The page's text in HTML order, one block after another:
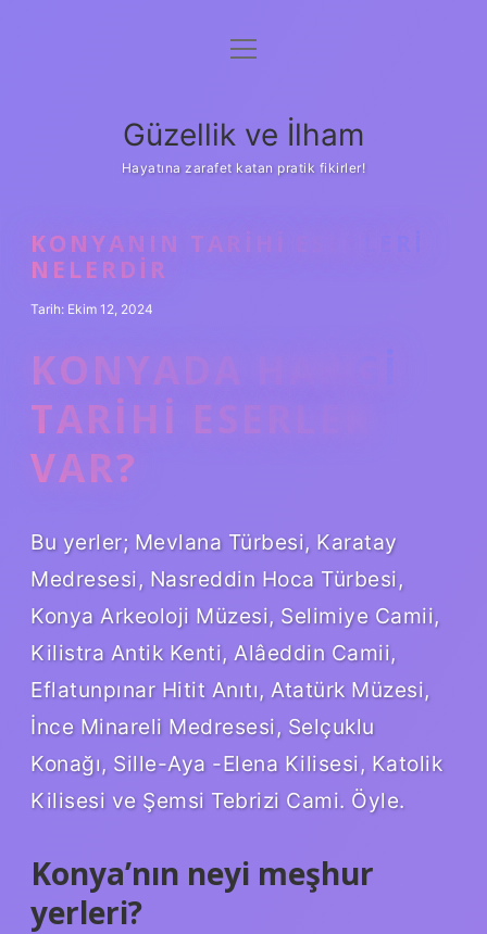
Anasayfa
Yasal Uyarı
menüyü
Güzellik ve İlham
Hayatına zarafet katan pratik fikirler!
KONYANIN TARIHI ESERLERI
NELERDIR
Tarih: Ekim 12, 2024
KONYADA HANGI
TARIHI ESERLER
VAR?
Bu yerler; Mevlana Türbesi, Karatay
Medresesi, Nasreddin Hoca Türbesi,
Konya Arkeoloji Müzesi, Selimiye Camii,
Kilistra Antik Kenti, Alâeddin Camii,
Eflatunpınar Hitit Anıtı, Atatürk Müzesi,
İnce Minareli Medresesi, Selçuklu
Konağı, Sille-Aya -Elena Kilisesi, Katolik
Kilisesi ve Şemsi Tebrizi Cami. Öyle.
Konya’nın neyi meşhur
yerleri?